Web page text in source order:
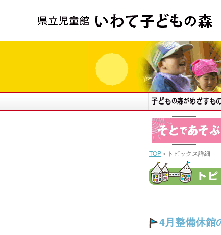
TOP＞トピックス詳細
4月整備休館